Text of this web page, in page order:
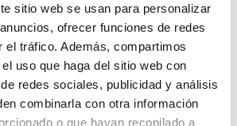
sitio web se usan para personalizar
ofrecer funciones de redes
el tráfico. Además, compartimos
uso que haga del sitio web con
redes sociales, publicidad y análisis
combinarla con otra información
o que hayan recopilado a